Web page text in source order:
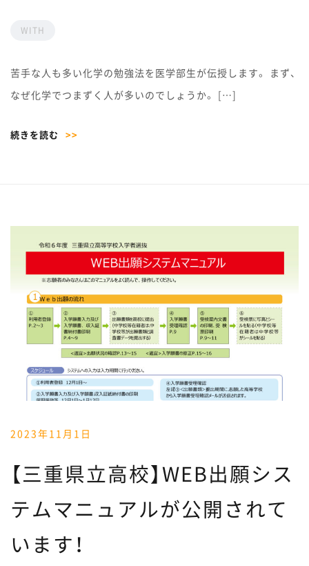
WITH
苦手な人も多い化学の勉強法を医学部生が伝授します。 まず、
なぜ化学でつまずく人が多いのでしょうか。 […]
続きを読む >>
2023年11月1日
【三重県立高校】WEB出願シス
テムマニュアルが公開されて
います！